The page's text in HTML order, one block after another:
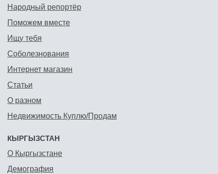
Народный репортёр
Поможем вместе
Ищу тебя
Соболезнования
Интернет магазин
Статьи
О разном
Недвижимость Куплю/Продам
КЫРГЫЗСТАН
О Кыргызстане
Демография